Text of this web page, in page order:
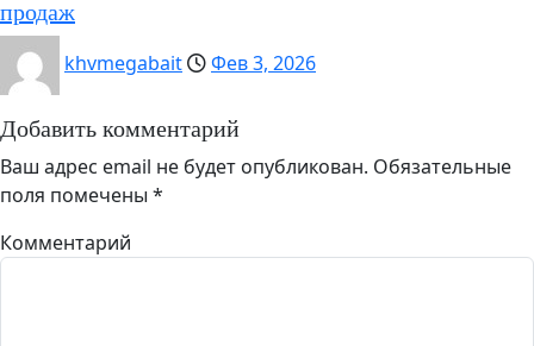
продаж
khvmegabait
Фев 3, 2026
Добавить комментарий
Ваш адрес email не будет опубликован. Обязательные
поля помечены *
Комментарий